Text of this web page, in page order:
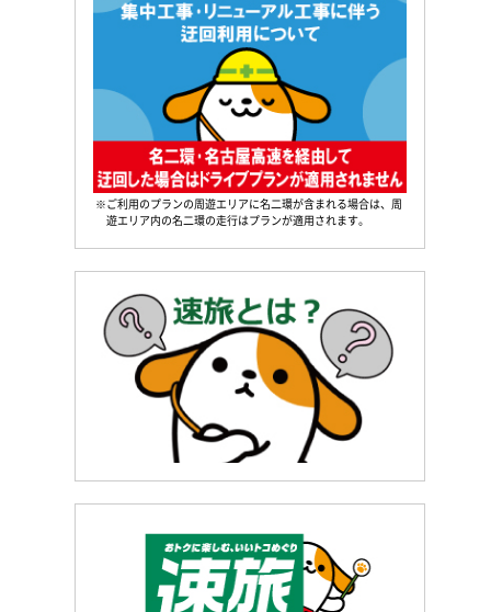
※ご利用のプランの周遊エリアに名二環が含まれる場合は、周
遊エリア内の名二環の走行はプランが適用されます。